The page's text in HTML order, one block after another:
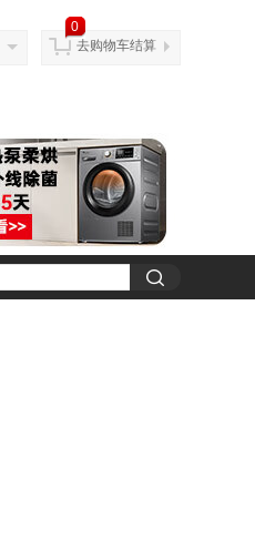
0
去购物车结算